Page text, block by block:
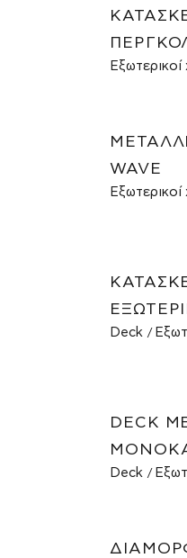
Εξωτερικοί
WAVE
Εξωτερικοί
Deck
DECK
Deck